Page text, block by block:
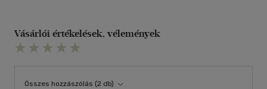
Vásárlói értékelések, vélemények
Összes hozzászólás (2 db)